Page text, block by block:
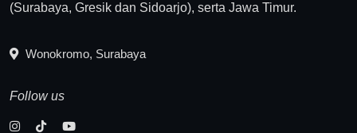
(Surabaya, Gresik dan Sidoarjo), serta Jawa Timur.
Wonokromo, Surabaya
Follow us